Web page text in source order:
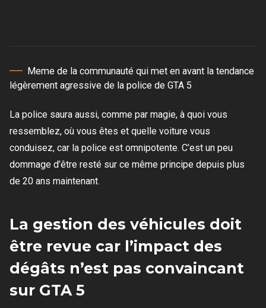
Meme de la communauté qui met en avant la tendance
légèrement agressive de la police de GTA 5
La police saura aussi, comme par magie, à quoi vous
ressemblez, où vous êtes et quelle voiture vous
conduisez, car la police est omnipotente. C’est un peu
dommage d’être resté sur ce même principe depuis plus
de 20 ans maintenant.
La gestion des véhicules doit
être revue car l’impact des
dégâts n’est pas convaincant
sur GTA 5